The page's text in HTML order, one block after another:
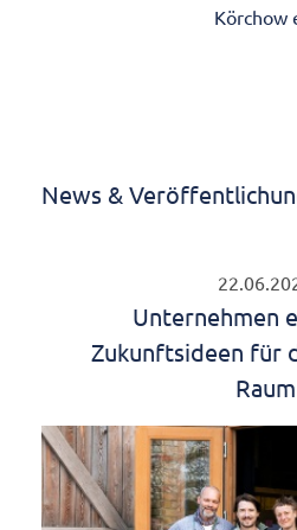
Körchow
News &
Unternehmen
Zukunftsideen für
Raum